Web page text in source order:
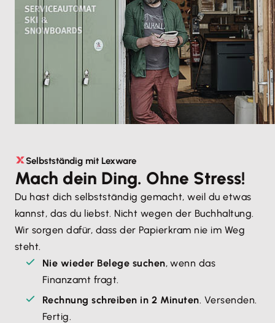
Selbstständig mit Lexware
Mach dein Ding. Ohne Stress!
Du hast dich selbstständig gemacht, weil du etwas
kannst, das du liebst. Nicht wegen der Buchhaltung.
Wir sorgen dafür, dass der Papierkram nie im Weg
steht.
Nie wieder Belege suchen, wenn das
Finanzamt fragt.
Rechnung schreiben in 2 Minuten. Versenden.
Fertig.